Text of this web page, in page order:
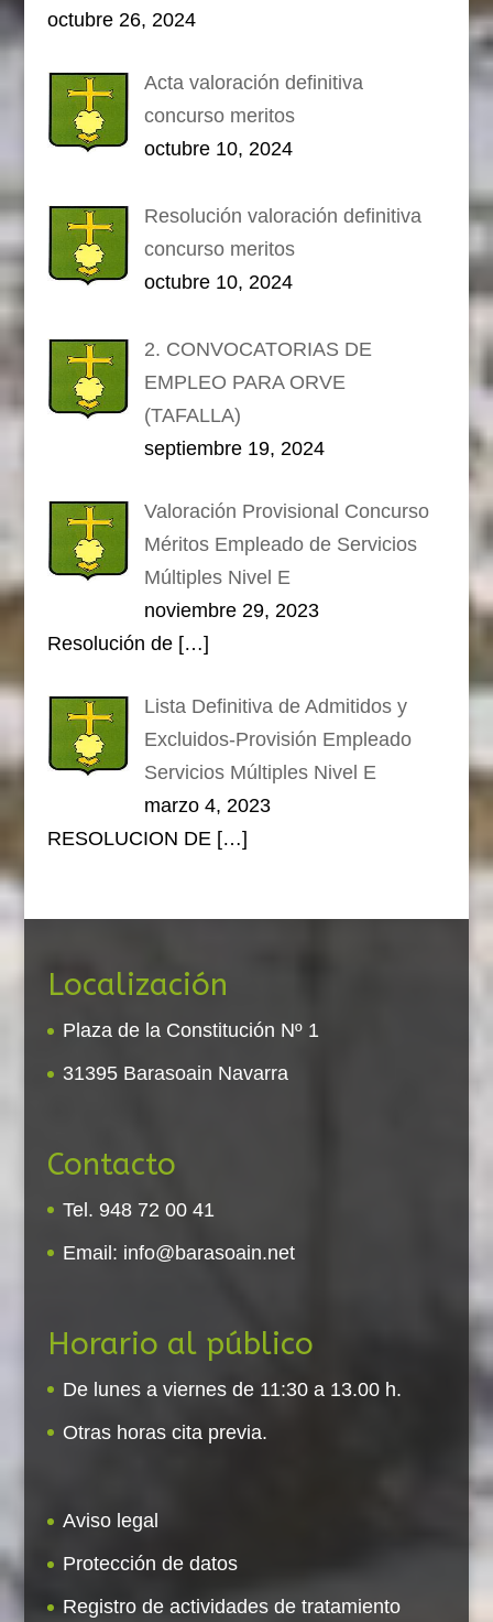
octubre 26, 2024
Acta valoración definitiva
concurso meritos
octubre 10, 2024
Resolución valoración definitiva
concurso meritos
octubre 10, 2024
2. CONVOCATORIAS DE
EMPLEO PARA ORVE
(TAFALLA)
septiembre 19, 2024
Valoración Provisional Concurso
Méritos Empleado de Servicios
Múltiples Nivel E
noviembre 29, 2023
Resolución de […]
Lista Definitiva de Admitidos y
Excluidos-Provisión Empleado
Servicios Múltiples Nivel E
marzo 4, 2023
RESOLUCION DE […]
Localización
Plaza de la Constitución Nº 1
31395 Barasoain Navarra
Contacto
Tel. 948 72 00 41
Email: info@barasoain.net
Horario al público
De lunes a viernes de 11:30 a 13.00 h.
Otras horas cita previa.
Aviso legal
Protección de datos
Registro de actividades de tratamiento